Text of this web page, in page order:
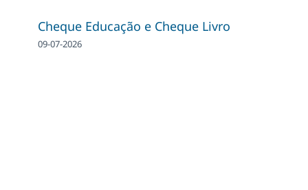
Cheque Educação e Cheque Livro
09-07-2026